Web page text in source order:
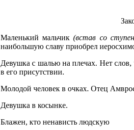
Маленький мальчик(встав со
наибольшую славу приобрел
Девушка с шалью на плечах. Нет слов,
в его присутствии.
Молодой человек в очках. Отец
Девушка в косынке.
Блажен, кто ненависть людскую